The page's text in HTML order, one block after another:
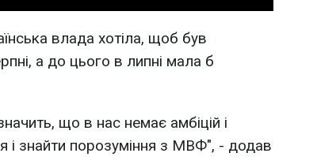
влада хотіла, щоб був
а до цього в липні мала б
що в нас немає амбіцій і
і знайти порозуміння з МВФ", - додав